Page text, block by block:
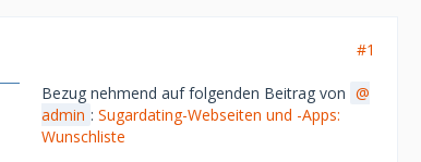
#1
Bezug nehmend auf folgenden Beitrag von
admin : Sugardating-Webseiten und -Apps:
Wunschliste